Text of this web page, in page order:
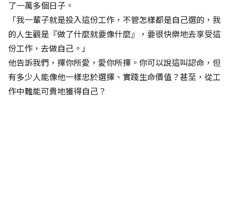
了一萬多個日子。
「我一輩子就是投入這份工作，不管怎樣都是自己選的，我
的人生觀是『做了什麼就要像什麼』，要很快樂地去享受這
份工作，去做自己。」
他告訴我們，擇你所愛，愛你所擇。你可以說這叫認命，但
有多少人能像他一樣忠於選擇、實踐生命價值？甚至，從工
作中難能可貴地獲得自己？